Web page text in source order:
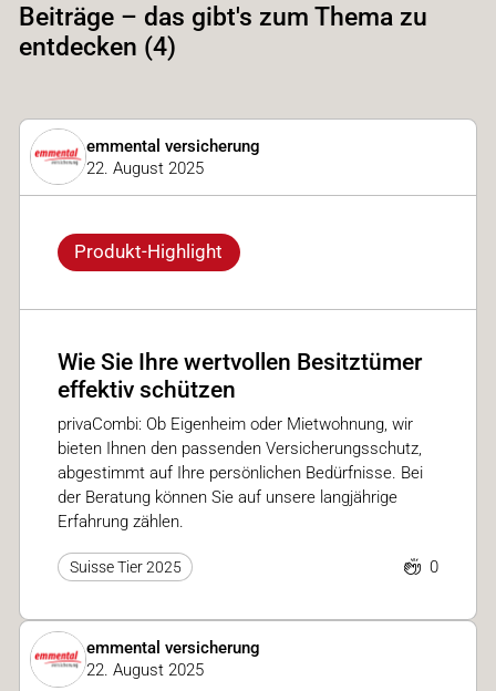
Beiträge – das gibt's zum Thema zu
entdecken (4)
emmental versicherung
22. August 2025
Produkt-Highlight
Wie Sie Ihre wertvollen Besitztümer
effektiv schützen
privaCombi: Ob Eigenheim oder Mietwohnung, wir
bieten Ihnen den passenden Versicherungsschutz,
abgestimmt auf Ihre persönlichen Bedürfnisse. Bei
der Beratung können Sie auf unsere langjährige
Erfahrung zählen.
Suisse Tier 2025 0
emmental versicherung
22. August 2025